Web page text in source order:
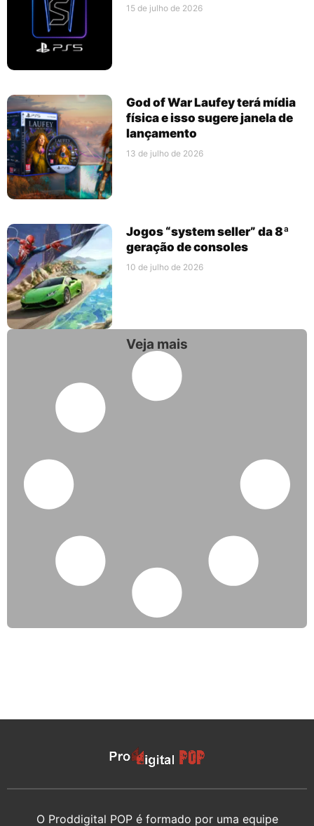
15 de julho de 2026
God of War Laufey terá mídia
física e isso sugere janela de
lançamento
13 de julho de 2026
Jogos “system seller” da 8ª
geração de consoles
10 de julho de 2026
Veja mais
O Proddigital POP é formado por uma equipe